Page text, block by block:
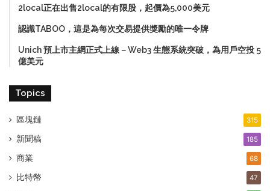
2local正在出售2local的有限股，起價為5,000美元
認識TABOO，這是為每次交易提供獎勵的唯一令牌
Unich 預上市主網正式上線－Web3 生態系統突破，為用戶空投 5
億美元
Topics
區塊鏈 315
新聞稿 185
商業 68
比特幣 47